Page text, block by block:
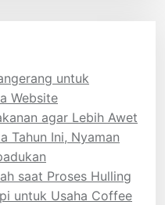
untuk
Website
agar Lebih Awet
Tahun Ini, Nyaman
saat Proses Hulling
untuk Usaha Coffee